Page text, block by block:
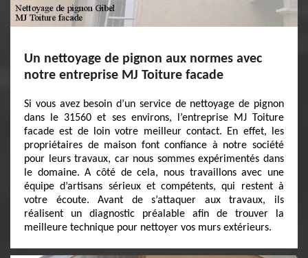
Un nettoyage de pignon aux normes avec
notre entreprise MJ Toiture facade
Si vous avez besoin d’un service de nettoyage de pignon
dans le 31560 et ses environs, l’entreprise MJ Toiture
facade est de loin votre meilleur contact. En effet, les
propriétaires de maison font confiance à notre société
pour leurs travaux, car nous sommes expérimentés dans
le domaine. A côté de cela, nous travaillons avec une
équipe d’artisans sérieux et compétents, qui restent à
votre écoute. Avant de s’attaquer aux travaux, ils
réalisent un diagnostic préalable afin de trouver la
meilleure technique pour nettoyer vos murs extérieurs.